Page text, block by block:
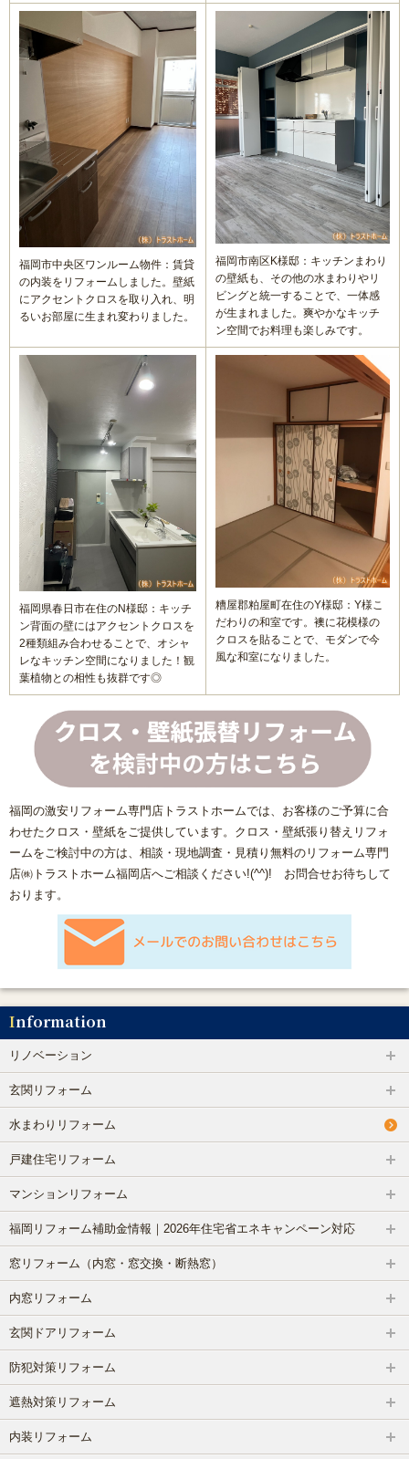
ガス給湯器/エコジョーズ・電気温水器/エコキュート
床の張り替え
クロス（壁紙）張り替えリフォーム
【リフォーム】よくあるご質問
失敗したくない！リフォームで後悔しないための業者の選び
方
リフォームで意外に高額になる理由と費用を抑える具体策
水まわりリフォーム 人気ランキング
概算見積もり
当社こだわりの施工
ご相談から施工完了の流れ
【マンション向け】大特価セット
【戸建て向け】大特価セット
【数量限定3台】大特価キッチン
【数量限定3台】大特価トイレ
激安！プチリフォーム
会社概要
キャンペーン商品
福岡でリフォーム協力業者を募集しています！
福岡市リフォーム補助金情報｜2025年住宅省エネキャンペー
NEWS & TOPICS
リフォームコラム
施工事例
CONTACT
福岡市中央区ワンルーム物件：賃貸
の内装をリフォームしました。壁紙
にアクセントクロスを取り入れ、明
るいお部屋に生まれ変わりました。
福岡市南区K様邸：キッチンまわり
の壁紙も、その他の水まわりやリ
ビングと統一することで、一体感
が生まれました。爽やかなキッチ
ン空間でお料理も楽しみです。
福岡県春日市在住のN様邸：キッチ
ン背面の壁にはアクセントクロスを
2種類組み合わせることで、オシャ
レなキッチン空間になりました！観
葉植物との相性も抜群です◎
糟屋郡粕屋町在住のY様邸：Y様こ
だわりの和室です。襖に花模様の
クロスを貼ることで、モダンで今
風な和室になりました。
福岡の激安リフォーム専門店トラストホームでは、お客様のご予算に合
わせたクロス・壁紙をご提供しています。クロス・壁紙張り替えリフォ
ームをご検討中の方は、相談・現地調査・見積り無料のリフォーム専門
店㈱トラストホーム福岡店へご相談ください!(^^)! お問合せお待ちして
おります。
Information
リノベーション
玄関リフォーム
水まわりリフォーム
戸建住宅リフォーム
マンションリフォーム
福岡リフォーム補助金情報｜2026年住宅省エネキャンペーン対応
窓リフォーム（内窓・窓交換・断熱窓）
内窓リフォーム
玄関ドアリフォーム
防犯対策リフォーム
遮熱対策リフォーム
内装リフォーム